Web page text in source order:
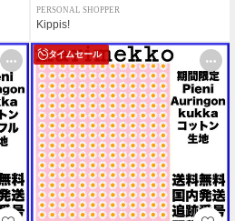
PERSONAL SHOPPER
Kippis!
タイムセール